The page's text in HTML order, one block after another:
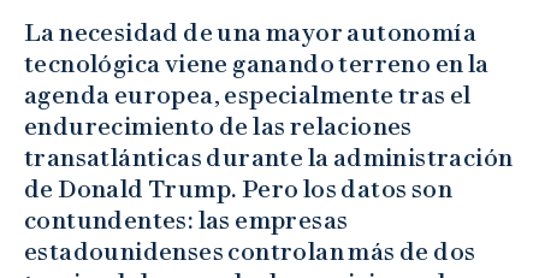
La necesidad de una mayor autonomía
tecnológica viene ganando terreno en la
agenda europea, especialmente tras el
endurecimiento de las relaciones
transatlánticas durante la administración
de Donald Trump. Pero los datos son
contundentes: las empresas
estadounidenses controlan más de dos